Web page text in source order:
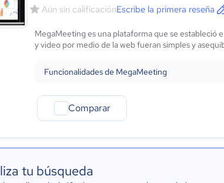
Aún sin calificaciónEscribe la primera reseña
MegaMeeting es una plataforma que se estableció
y video por medio de la web fueran simples y
Funcionalidades de MegaMeeting
Comparar
tu búsqueda